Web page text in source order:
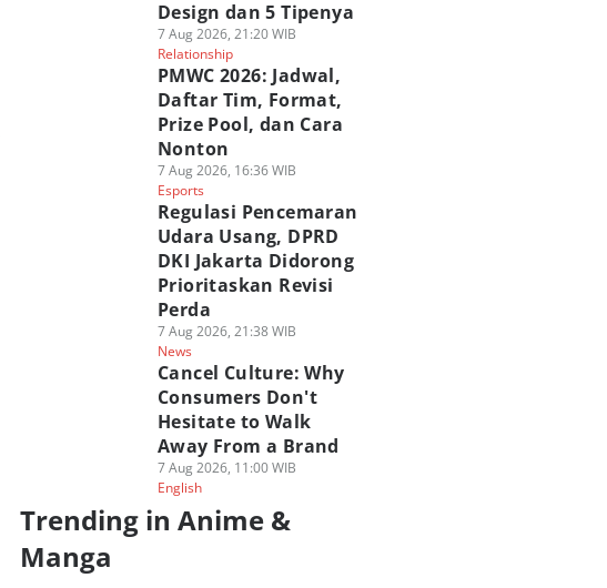
Design dan 5 Tipenya
7 Aug 2026, 21:20 WIB
Relationship
PMWC 2026: Jadwal,
Daftar Tim, Format,
Prize Pool, dan Cara
Nonton
7 Aug 2026, 16:36 WIB
Esports
Regulasi Pencemaran
Udara Usang, DPRD
DKI Jakarta Didorong
Prioritaskan Revisi
Perda
7 Aug 2026, 21:38 WIB
News
Cancel Culture: Why
Consumers Don't
Hesitate to Walk
Away From a Brand
7 Aug 2026, 11:00 WIB
English
Trending in Anime &
Manga